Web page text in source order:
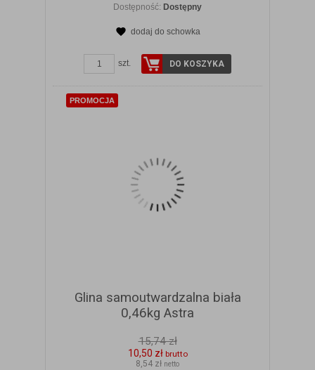
Dostępność: Dostępny
dodaj do schowka
szt. DO KOSZYKA
PROMOCJA
Glina samoutwardzalna biała
0,46kg Astra
15,74 zł
10,50 zł brutto
8,54 zł netto